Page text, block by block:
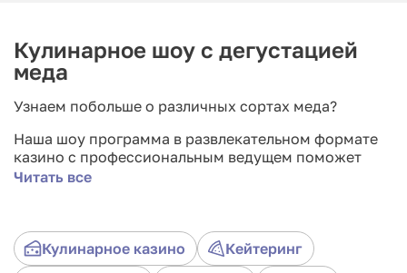
Кулинарное шоу с дегустацией
меда
Узнаем побольше о различных сортах меда?
Наша шоу программа в развлекательном формате
казино с профессиональным ведущем поможет
гостям с данным вопросом. Участники дегустируют
подойдут для любого мероприятия:
Читать все
Кулинарное казино
Кейтеринг